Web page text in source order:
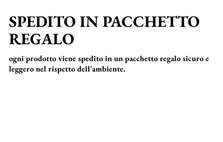
SPEDITO IN PACCHETTO
REGALO
ogni prodotto viene spedito in un pacchetto regalo sicuro e
leggero nel rispetto dell'ambiente.